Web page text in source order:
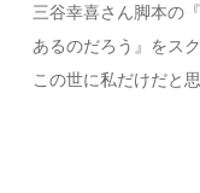
三谷幸喜さん脚本の
あるのだろう』をス
この世に私だけだと